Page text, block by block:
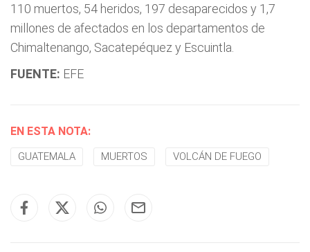
110 muertos, 54 heridos, 197 desaparecidos y 1,7
millones de afectados en los departamentos de
Chimaltenango, Sacatepéquez y Escuintla.
FUENTE: EFE
EN ESTA NOTA:
GUATEMALA MUERTOS VOLCÁN DE FUEGO